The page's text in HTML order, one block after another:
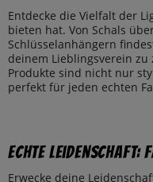
Entdecke die Vielfalt der
bieten hat. Von Schals
Schlüsselanhängern
deinem Lieblingsverein zu
Produkte sind nicht nur
perfekt für jeden echten
Echte Leidenschaft:
Erwecke deine